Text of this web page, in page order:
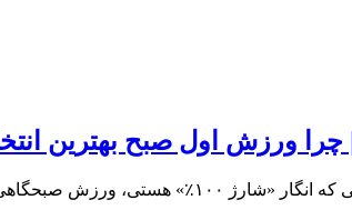
ورزش اول صبح بهترین
که دنبالش می‌گردی برخلاف تصور…